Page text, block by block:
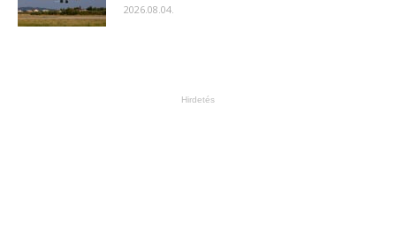
2026.08.04.
Hirdetés